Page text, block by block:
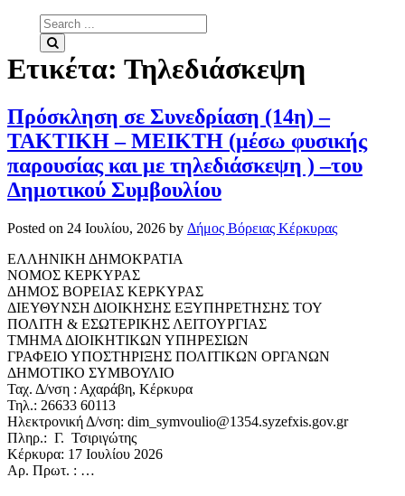
Search
for:
Ετικέτα: Τηλεδιάσκεψη
Πρόσκληση σε Συνεδρίαση (14η) –
ΤΑΚΤΙΚΗ – ΜΕΙΚΤΗ (μέσω φυσικής
παρουσίας και με τηλεδιάσκεψη ) –του
Δημοτικού Συμβουλίου
Posted on 24 Ιουλίου, 2026 by Δήμος Βόρειας Κέρκυρας
ΕΛΛΗΝΙΚΗ ΔΗΜΟΚΡΑΤΙΑ
ΝΟΜΟΣ ΚΕΡΚΥΡΑΣ
ΔΗΜΟΣ ΒΟΡΕΙΑΣ ΚΕΡΚΥΡΑΣ
ΔΙΕΥΘΥΝΣΗ ΔΙΟΙΚΗΣΗΣ ΕΞΥΠΗΡΕΤΗΣΗΣ ΤΟΥ
ΠΟΛΙΤΗ & ΕΣΩΤΕΡΙΚΗΣ ΛΕΙΤΟΥΡΓΙΑΣ
ΤΜΗΜΑ ΔΙΟΙΚΗΤΙΚΩΝ ΥΠΗΡΕΣΙΩΝ
ΓΡΑΦΕΙΟ ΥΠΟΣΤΗΡΙΞΗΣ ΠΟΛΙΤΙΚΩΝ ΟΡΓΑΝΩΝ
ΔΗΜΟΤΙΚΟ ΣΥΜΒΟΥΛΙΟ
Ταχ. Δ/νση : Αχαράβη, Κέρκυρα
Τηλ.: 26633 60113
Ηλεκτρονική Δ/νση: dim_symvoulio@1354.syzefxis.gov.gr
Πληρ.: Γ. Τσιριγώτης
Κέρκυρα: 17 Ιουλίου 2026
Αρ. Πρωτ. : …